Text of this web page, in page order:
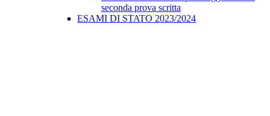
seconda prova scritta
ESAMI DI STATO 2023/2024